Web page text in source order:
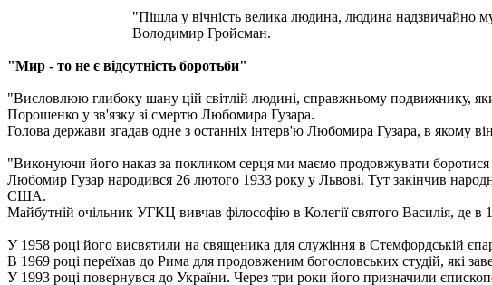
"Пішла у вічність велика людина, людина надзвичайно
Володимир Гройсман.
"Мир - то не є відсутність боротьби"
"Висловлюю глибоку шану цій світлій людині, справжньому подвижнику,
Порошенко у зв'язку зі смертю Любомира Гузара.
Голова держави згадав одне з останніх інтерв'ю Любомира Гузара, в якому
"Виконуючи його наказ за покликом серця ми маємо продовжувати боротися
Любомир Гузар народився 26 лютого 1933 року у Львові. Тут закінчив
США.
Майбутній очільник УГКЦ вивчав філософію в Колегії святого Василія, де в
У 1958 році його висвятили на священика для служіння в Стемфордській
В 1969 році переїхав до Рима для продовженим богословських студій, які
У 1993 році повернувся до України. Через три роки його призначили